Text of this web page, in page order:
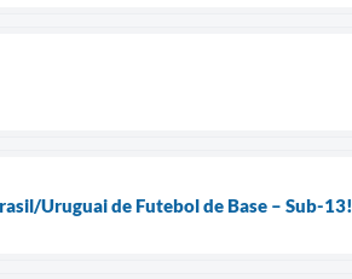
Uruguai de Futebol de Base – Sub-13!